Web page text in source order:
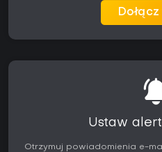
Ustaw
Otrzymuj powiadomienia e-